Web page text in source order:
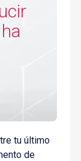
tu último
de